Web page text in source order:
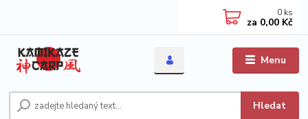
Menu
Hledat
0 ks
za 0,00 Kč